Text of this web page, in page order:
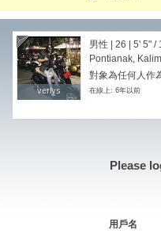
verlys
verlys
男性 | 26 | 5' 5" /
Pontianak,
對象為任何人作
在線上: 6年以前
Please
用戶名